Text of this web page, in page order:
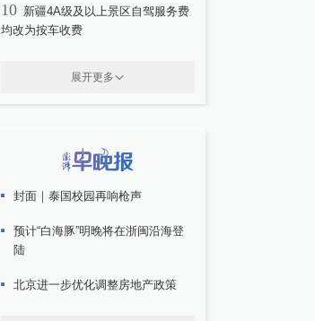
10 新疆4A级及以上景区自驾服务费
均改为按车收费
展开更多
封面｜泰国校园再响枪声
预计“白海豚”明晚将在浙闽沿海登
陆
北京进一步优化调整房地产政策